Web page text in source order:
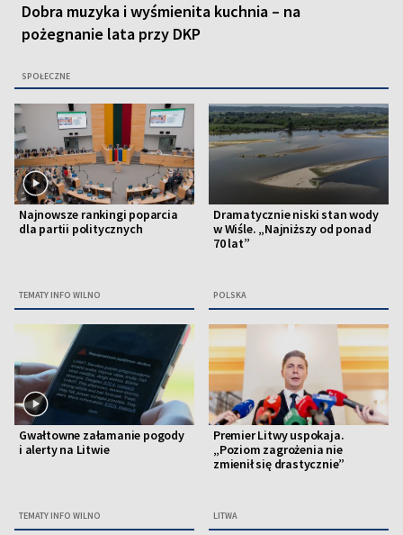
Dobra muzyka i wyśmienita kuchnia – na
pożegnanie lata przy DKP
SPOŁECZNE
Najnowsze rankingi poparcia
dla partii politycznych
TEMATY INFO WILNO
Dramatycznie niski stan wody
w Wiśle. „Najniższy od ponad
70 lat”
POLSKA
Gwałtowne załamanie pogody
i alerty na Litwie
TEMATY INFO WILNO
Premier Litwy uspokaja.
„Poziom zagrożenia nie
zmienił się drastycznie”
LITWA